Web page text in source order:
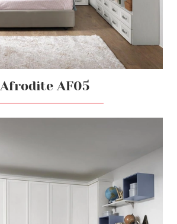
Afrodite AF05